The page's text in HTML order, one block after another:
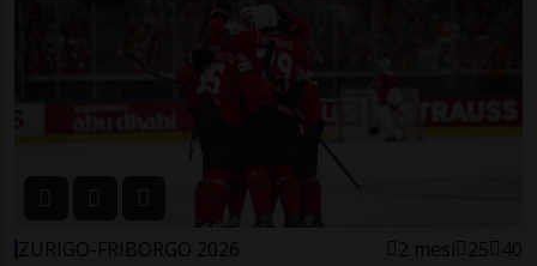
ZURIGO-FRIBORGO 2026 2 mesi 25 40